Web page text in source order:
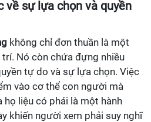
về sự lựa chọn và quyền
không chỉ đơn thuần là một
Nó còn chứa đựng nhiều
tự do và sự lựa chọn. Việc
vào cơ thể con người mà
liệu có phải là một hành
khiến người xem phải suy nghĩ